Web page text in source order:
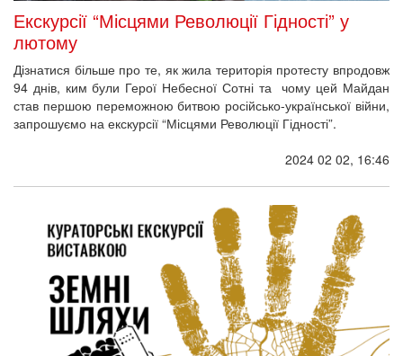
Екскурсії “Місцями Революції Гідності” у
лютому
Дізнатися більше про те, як жила територія протесту впродовж
94 днів, ким були Герої Небесної Сотні та чому цей Майдан
став першою переможною битвою російсько-української війни,
запрошуємо на екскурсії “Місцями Революції Гідності”.
2024 02 02, 16:46